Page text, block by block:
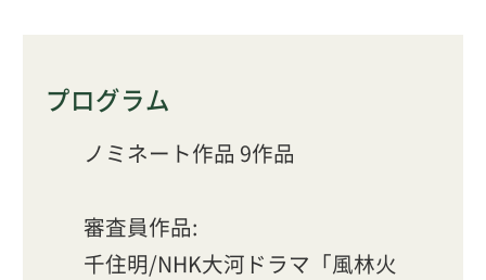
プログラム
ノミネート作品 9作品
審査員作品:
千住明/NHK大河ドラマ「風林火